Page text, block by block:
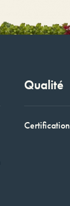
Qualité